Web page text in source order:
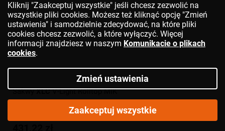
SakwyXLCV-Light Rolltop MIK
Kliknij "Zaakceptuj wszystkie" jeśli chcesz zezwolić na
wszystkie pliki cookies. Możesz też kliknąć opcję "Zmień
ustawienia" i samodzielnie zdecydować, na które pliki
cookies chcesz zezwolić, a które wyłączyć. Więcej
informacji znajdziesz w naszym Komunikacie o plikach
cookies.
Zmień ustawienia
Zaakceptuj wszystkie